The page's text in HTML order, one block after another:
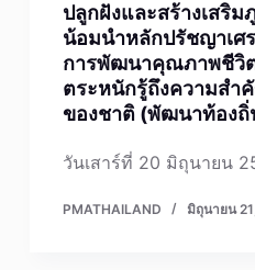
ปลูกฝังและสร้างเสริ
น้อมนำหลักปรัชญาเศ
การพัฒนาคุณภาพชีวิต
ตระหนักรู้ถึงความสำ
ของชาติ (พัฒนาท้องถิ่
วันเสาร์ที่ 20 มิถุนายน
PMATHAILAND มิถุนายน